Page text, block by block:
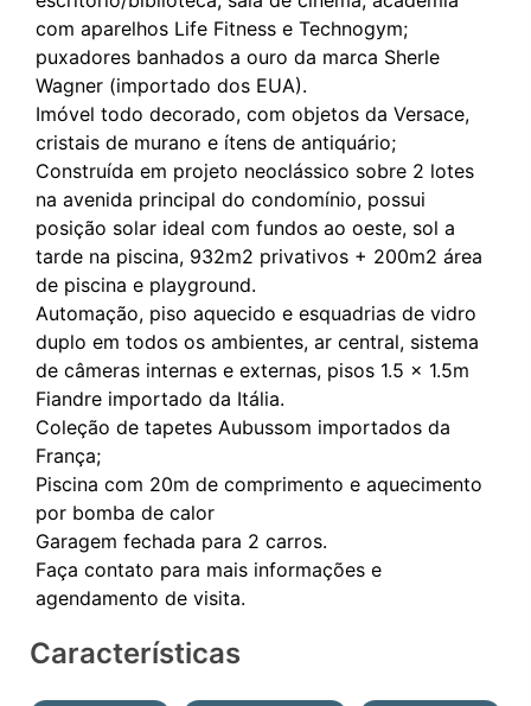
com aparelhos Life Fitness e Technogym;
puxadores banhados a ouro da marca Sherle
Wagner (importado dos EUA).
Imóvel todo decorado, com objetos da Versace,
cristais de murano e ítens de antiquário;
Construída em projeto neoclássico sobre 2 lotes
na avenida principal do condomínio, possui
posição solar ideal com fundos ao oeste, sol a
tarde na piscina, 932m2 privativos + 200m2 área
de piscina e playground.
Automação, piso aquecido e esquadrias de vidro
duplo em todos os ambientes, ar central, sistema
de câmeras internas e externas, pisos 1.5 x 1.5m
Fiandre importado da Itália.
Coleção de tapetes Aubussom importados da
França;
Piscina com 20m de comprimento e aquecimento
por bomba de calor
Garagem fechada para 2 carros.
Faça contato para mais informações e
Características